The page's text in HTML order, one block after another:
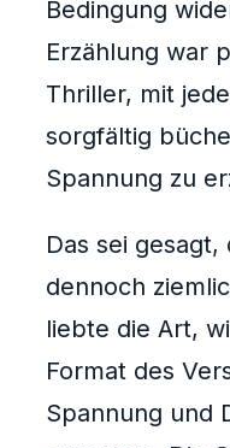
Bedingung
Erzählung war
Thriller, mit
sorgfältig
Spannung zu
Das sei
dennoch
liebte die Art,
Format des
Spannung und